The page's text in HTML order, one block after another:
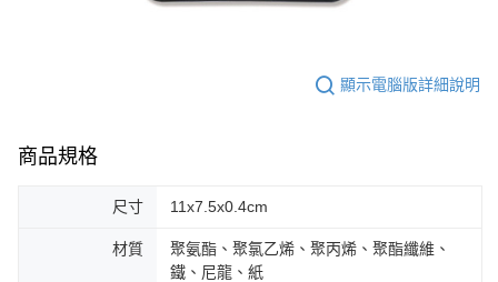
顯示電腦版詳細說明
商品規格
尺寸 11x7.5x0.4cm
材質
聚氨酯、聚氯乙烯、聚丙烯、聚酯纖維、
鐵、尼龍、紙